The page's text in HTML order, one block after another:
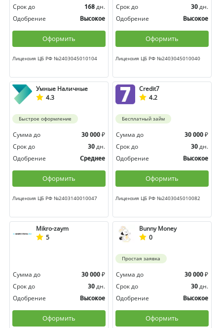
Срок до
168 дн.
Одобрение
Высокое
Оформить
Лицензия ЦБ РФ №2403045010104
Срок до
30 дн.
Одобрение
Высокое
Оформить
Лицензия ЦБ РФ №2403045010040
Умные Наличные
4.3
Быстрое оформление
Сумма до 30 000 ₽
Срок до
30 дн.
Одобрение
Среднее
Оформить
Лицензия ЦБ РФ №2403140010047
Credit7
4.2
Бесплатный займ
Сумма до 30 000 ₽
Срок до
30 дн.
Одобрение
Высокое
Оформить
Лицензия ЦБ РФ №2403045010082
Mikro-zaym
5
Сумма до 30 000 ₽
Срок до
30 дн.
Одобрение
Высокое
Оформить
Bunny Money
0
Простая заявка
Сумма до 30 000 ₽
Срок до
30 дн.
Одобрение
Высокое
Оформить